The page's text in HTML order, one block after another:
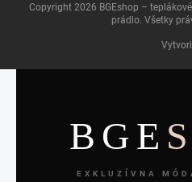
Copyright 2026 BGEshop –
prádlo. Všetky
BGE
EXKLUZÍVNA